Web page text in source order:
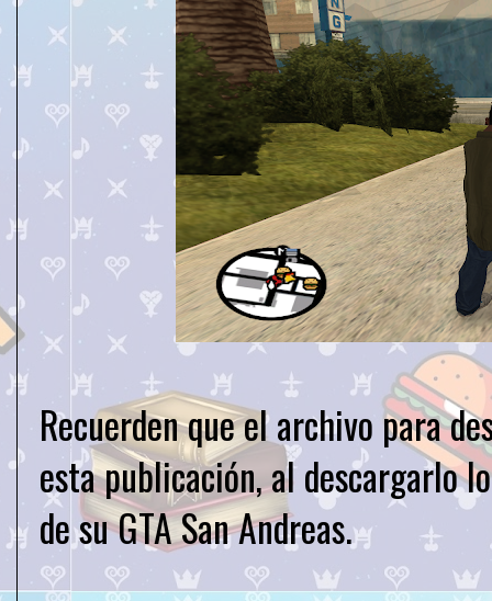
Recuerden que el archivo para
esta publicación, al descargarlo
de su GTA San Andreas.